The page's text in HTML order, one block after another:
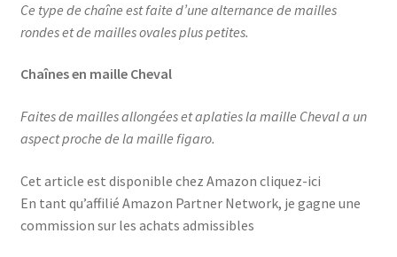
Ce type de chaîne est faite d’une alternance de mailles
rondes et de mailles ovales plus petites.
Chaînes en maille Cheval
Faites de mailles allongées et aplaties la maille Cheval a un
aspect proche de la maille figaro.
Cet article est disponible chez Amazon cliquez-ici
En tant qu’affilié Amazon Partner Network, je gagne une
commission sur les achats admissibles